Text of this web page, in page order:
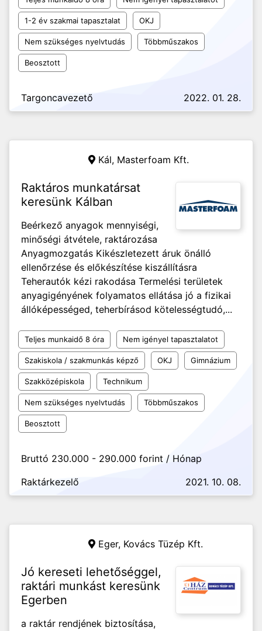
1-2 év szakmai tapasztalat OKJ
Nem szükséges nyelvtudás Többműszakos
Beosztott
Targoncavezető 2022. 01. 28.
Kál, Masterfoam Kft.
Raktáros munkatársat
keresünk Kálban
Beérkező anyagok mennyiségi,
minőségi átvétele, raktározása
Anyagmozgatás Kikészletezett áruk önálló
ellenőrzése és előkészítése kiszállításra
Teherautók kézi rakodása Termelési területek
anyagigényének folyamatos ellátása jó a fizikai
állóképességed, teherbírásod kötelességtudó,...
Teljes munkaidő 8 óra Nem igényel tapasztalatot
Szakiskola / szakmunkás képző OKJ Gimnázium
Szakközépiskola Technikum
Nem szükséges nyelvtudás Többműszakos
Beosztott
Bruttó 230.000 - 290.000 forint / Hónap
Raktárkezelő
2021. 10. 08.
Eger, Kovács Tüzép Kft.
Jó kereseti lehetőséggel,
raktári munkást keresünk
Egerben
a raktár rendjének biztosítása,